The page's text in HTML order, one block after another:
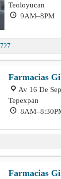
Teoloyucan
9AM–8PM
Farmacias Gi
Av 16 De
Tepexpan
Farmacias Gi